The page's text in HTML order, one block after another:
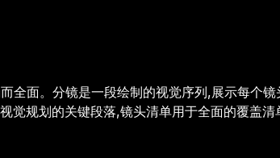
全面。分镜是一段绘制的视觉序列,展示每个
觉规划的关键段落,镜头清单用于全面的覆盖